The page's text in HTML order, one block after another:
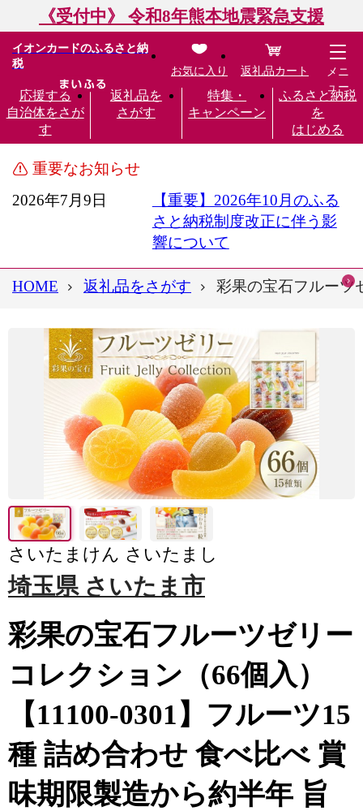
《受付中》 令和8年熊本地震緊急支援
イオンカードのふるさと納
税
応援する
自治体をさが
す
返礼品を
さがす
特集・
キャンペーン
ふるさと納税
を
はじめる
お気に入り 返礼品カート
メニ
ュー
重要なお知らせ
2026年7月9日
【重要】2026年10月のふる
さと納税制度改正に伴う影
響について
HOME 返礼品をさがす 彩果の宝石フルーツ
さいたまけん さいたまし
埼玉県 さいたま市
彩果の宝石フルーツゼリー
コレクション（66個入）
【11100-0301】フルーツ15
種 詰め合わせ 食べ比べ 賞
味期限製造から約半年 旨